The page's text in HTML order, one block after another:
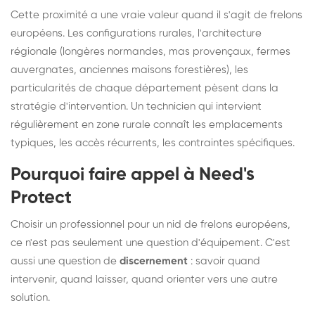
Cette proximité a une vraie valeur quand il s'agit de frelons
européens. Les configurations rurales, l'architecture
régionale (longères normandes, mas provençaux, fermes
auvergnates, anciennes maisons forestières), les
particularités de chaque département pèsent dans la
stratégie d'intervention. Un technicien qui intervient
régulièrement en zone rurale connaît les emplacements
typiques, les accès récurrents, les contraintes spécifiques.
Pourquoi faire appel à Need's
Protect
Choisir un professionnel pour un nid de frelons européens,
ce n'est pas seulement une question d'équipement. C'est
aussi une question de discernement : savoir quand
intervenir, quand laisser, quand orienter vers une autre
solution.